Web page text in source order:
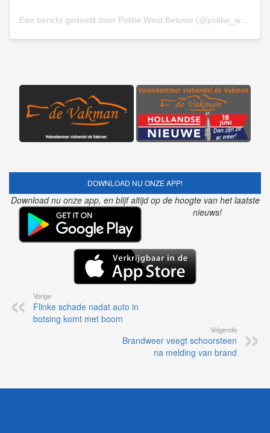
DOWNLOAD NU ONZE APP!
Download nu onze app, en blijf altijd op de hoogte van het laatste
nieuws!
Vorige
Flinke schade nadat auto in
botsing komt met boom
Volgende
Brandweer veegt schoorsteen
na melding van brand